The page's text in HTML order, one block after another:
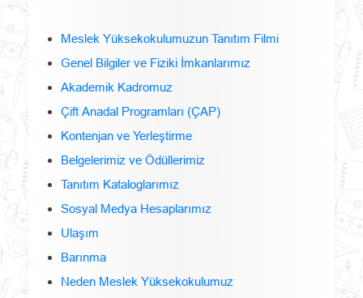
Meslek Yüksekokulumuzun Tanıtım Filmi
Genel Bilgiler ve Fiziki İmkanlarımız
Akademik Kadromuz
Çift Anadal Programları (ÇAP)
Kontenjan ve Yerleştirme
Belgelerimiz ve Ödüllerimiz
Tanıtım Kataloglarımız
Sosyal Medya Hesaplarımız
Ulaşım
Barınma
Neden Meslek Yüksekokulumuz